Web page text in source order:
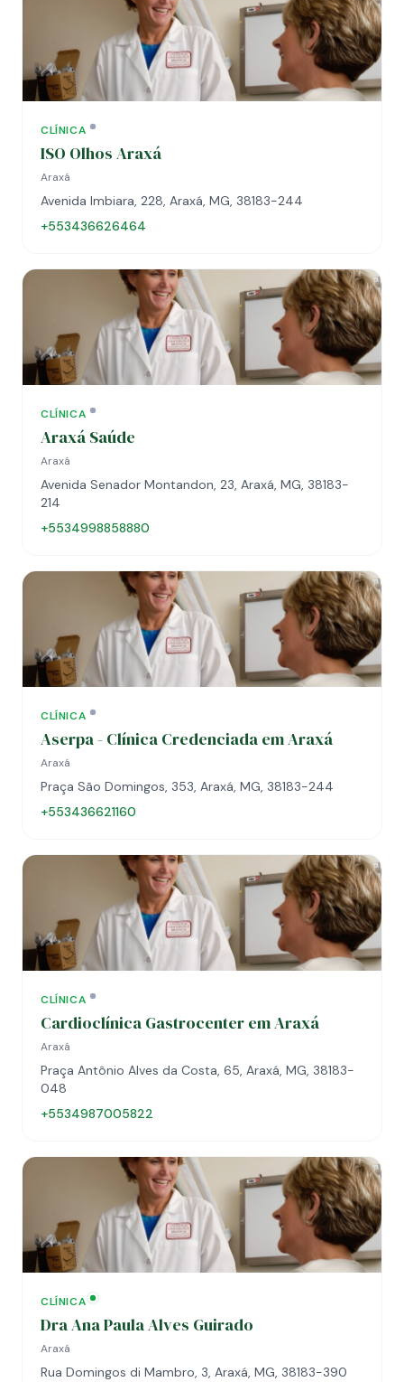
CLÍNICA
ISO Olhos Araxá
Araxá
Avenida Imbiara, 228, Araxá, MG, 38183-244
+553436626464
CLÍNICA
Araxá Saúde
Araxá
Avenida Senador Montandon, 23, Araxá, MG, 38183-
214
+5534998858880
CLÍNICA
Aserpa - Clínica Credenciada em Araxá
Araxá
Praça São Domingos, 353, Araxá, MG, 38183-244
+553436621160
CLÍNICA
Cardioclínica Gastrocenter em Araxá
Araxá
Praça Antônio Alves da Costa, 65, Araxá, MG, 38183-
048
+5534987005822
CLÍNICA
Dra Ana Paula Alves Guirado
Araxá
Rua Domingos di Mambro, 3, Araxá, MG, 38183-390